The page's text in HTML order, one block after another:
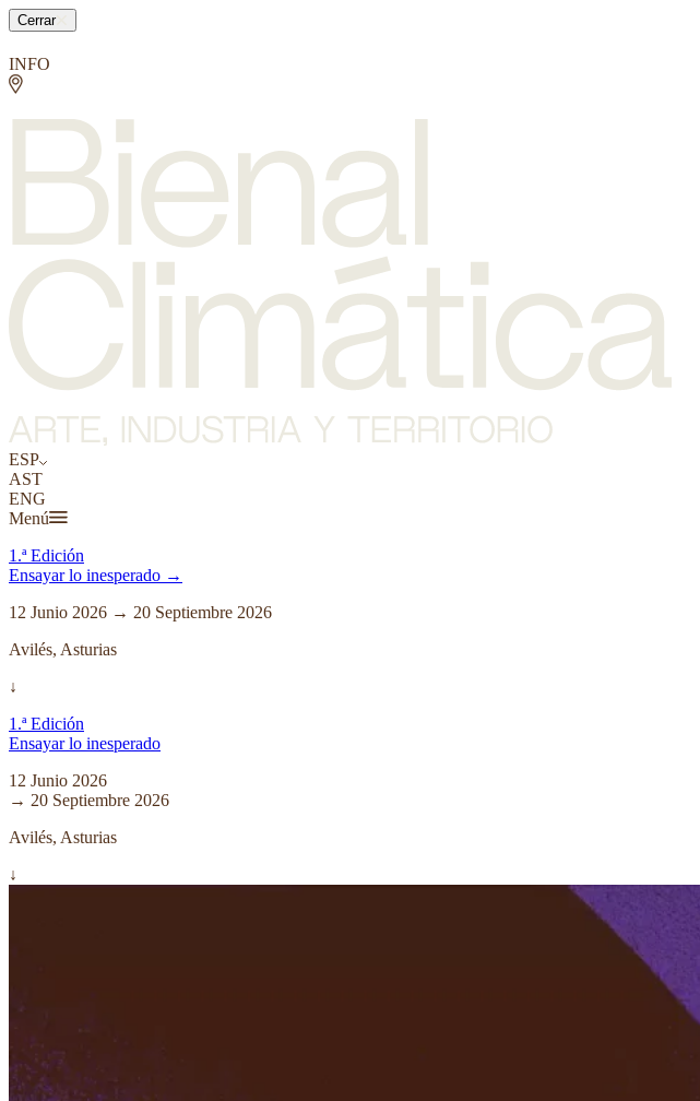
Cerrar
INFO
ESP
AST
ENG
Menú
1.ª Edición
Ensayar lo inesperado →
12 Junio 2026 → 20 Septiembre 2026
Avilés, Asturias
↓
1.ª Edición
Ensayar lo inesperado
12 Junio 2026
→ 20 Septiembre 2026
Avilés, Asturias
↓